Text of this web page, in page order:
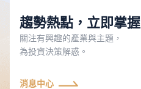
趨勢熱點，立即掌握
關注有興趣的產業與主題，
為投資決策解惑。
消息中心